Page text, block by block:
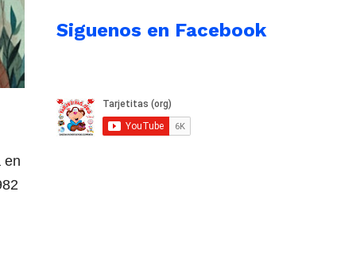
en
Siguenos en Facebook